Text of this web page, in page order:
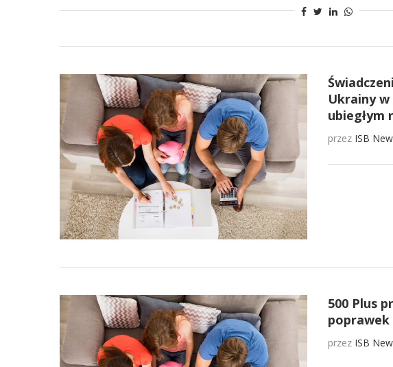
Ukrainy w
ubiegłym
przez ISB
500 Plus
poprawek
przez ISB